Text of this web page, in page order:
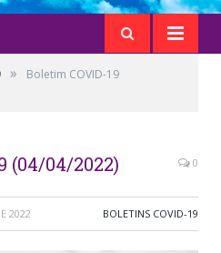
»
Boletim COVID-19
(04/04/2022) 0
2022 BOLETINS COVID-19